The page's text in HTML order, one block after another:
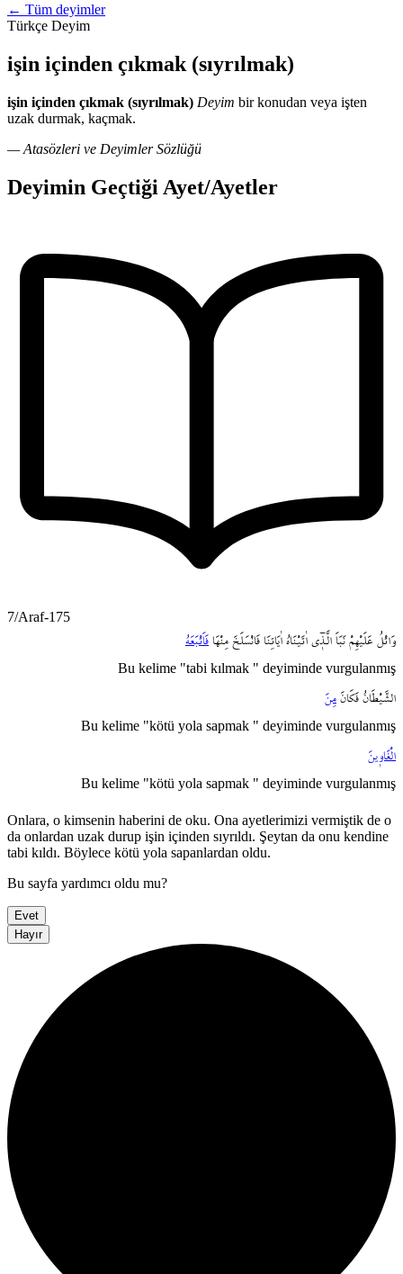
← Tüm deyimler
Türkçe Deyim
işin içinden çıkmak (sıyrılmak)
işin içinden çıkmak (sıyrılmak) Deyim bir konudan veya işten
uzak durmak, kaçmak.
— Atasözleri ve Deyimler Sözlüğü
Deyimin Geçtiği Ayet/Ayetler
7/Araf-175
وَاتْلُ عَلَيْهِمْ نَبَاَ الَّـذ۪ٓي اٰتَيْنَاهُ اٰيَاتِنَا فَانْسَلَخَ مِنْهَا فَاَتْبَعَهُ
Bu kelime "tabi kılmak " deyiminde vurgulanmış
الشَّيْطَانُ فَكَانَ مِنَ
Bu kelime "kötü yola sapmak " deyiminde vurgulanmış
الْغَاو۪ينَ
Bu kelime "kötü yola sapmak " deyiminde vurgulanmış
Onlara, o kimsenin haberini de oku. Ona ayetlerimizi vermiştik de o
da onlardan uzak durup işin içinden sıyrıldı. Şeytan da onu kendine
tabi kıldı. Böylece kötü yola sapanlardan oldu.
Bu sayfa yardımcı oldu mu?
Evet
Hayır